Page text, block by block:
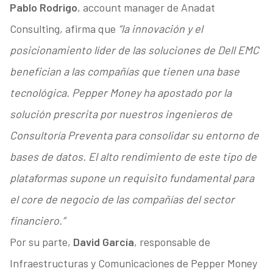
Pablo Rodrigo, account manager de Anadat
Consulting, afirma que “la innovación y el
posicionamiento líder de las soluciones de Dell EMC
benefician a las compañías que tienen una base
tecnológica. Pepper Money ha apostado por la
solución prescrita por nuestros ingenieros de
Consultoría Preventa para consolidar su entorno de
bases de datos. El alto rendimiento de este tipo de
plataformas supone un requisito fundamental para
el core de negocio de las compañías del sector
financiero.”
Por su parte, David García, responsable de
Infraestructuras y Comunicaciones de Pepper Money